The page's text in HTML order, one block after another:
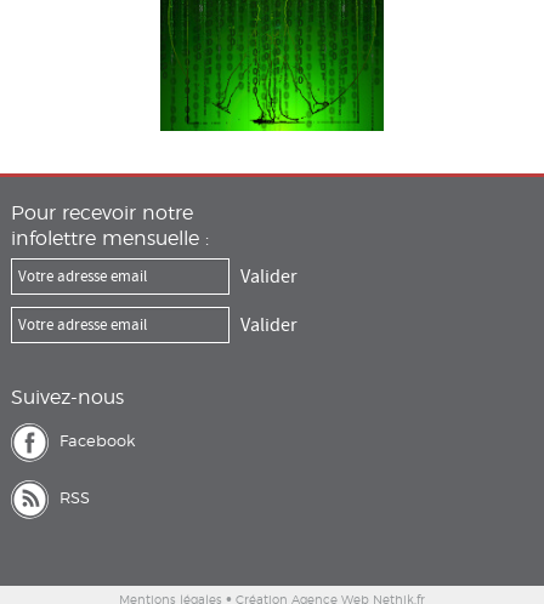
Pour recevoir notre
infolettre mensuelle :
Suivez-nous
Facebook
RSS
Mentions légales • Création Agence Web Nethik.fr